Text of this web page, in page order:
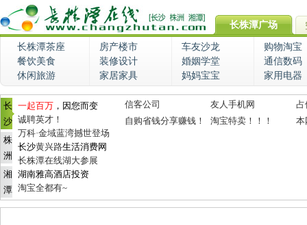
长株潭广场
长株潭茶座 房产楼市 车友沙龙
购物淘宝
餐饮美食
装修设计 婚姻学堂
通信数码
休闲旅游
家居家具 妈妈宝宝 家用电器
长
沙
株
洲
湘
潭
一起百万 ，因您而变
诚聘英才！
万科·金域蓝湾撼世登场
长沙黄兴路生活消费网
长株潭在线湖大参展
湖南雅高酒店投资
淘宝全都有~
信客公司 友人手机网
占
自购省钱分享赚钱！
淘宝特卖！！！ 本